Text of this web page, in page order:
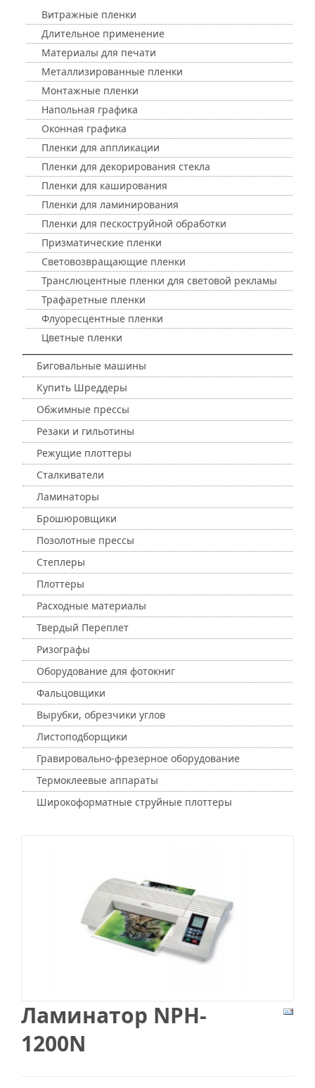
Витражные пленки
Длительное применение
Материалы для печати
Металлизированные пленки
Монтажные пленки
Напольная графика
Оконная графика
Пленки для аппликации
Пленки для декорирования стекла
Пленки для каширования
Пленки для ламинирования
Пленки для пескоструйной обработки
Призматические пленки
Световозвращающие пленки
Транслюцентные пленки для световой рекламы
Трафаретные пленки
Флуоресцентные пленки
Цветные пленки
Биговальные машины
Купить Шреддеры
Обжимные прессы
Резаки и гильотины
Режущие плоттеры
Сталкиватели
Ламинаторы
Брошюровщики
Позолотные прессы
Степлеры
Плоттеры
Расходные материалы
Твердый Переплет
Ризографы
Оборудование для фотокниг
Фальцовщики
Вырубки, обрезчики углов
Листоподборщики
Гравировально-фрезерное оборудование
Термоклеевые аппараты
Широкоформатные струйные плоттеры
Ламинатор NPH-
1200N